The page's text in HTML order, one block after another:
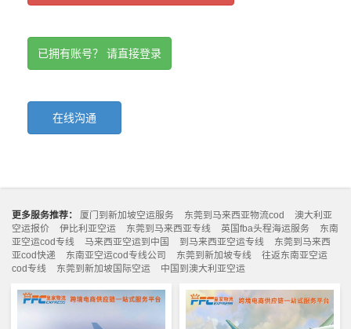
已拥有账号？ 请直接登录
在线沟通
更多服务推荐： 厦门到新加坡空运服务 东莞到马来西亚物流cod
澳大利亚
空运报价
伊比利亚空运 东莞到马来西亚专线 英国fba头程海运服务
东南
亚空运cod专线
马来西亚空运到中国 到马来西亚空运专线
东莞到马来西
亚cod快递
东南亚空运cod专线公司 东莞到新加坡专线
往返东南亚空运
cod专线
东莞到新加坡国际空运 中国到澳大利亚空运